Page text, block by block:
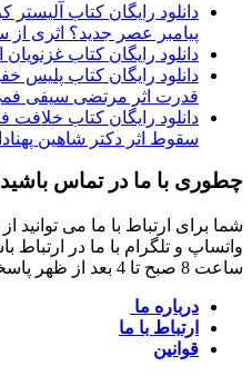
دانلود رایگان کتاب
پیامبر عصر جدید؟ اثری
دانلود رایگان کتاب
دانلود رایگان کتاب پلیس
قدرت اثر مرتضی سیفی
دانلود رایگان کتاب خلافت
سقوط اثر دکتر شاهین
چطوری با ما در تماس
واتساپ و تلگرام با ما در ارتباط
ساعت 8 صبح تا 4 بعد از ظهر پاسخگوی کاربران عزیز می باشیم
درباره ما
ارتباط با ما
قوانین